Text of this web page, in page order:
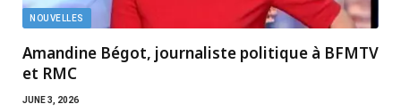
NOUVELLES
Amandine Bégot, journaliste politique à BFMTV
et RMC
JUNE 3, 2026